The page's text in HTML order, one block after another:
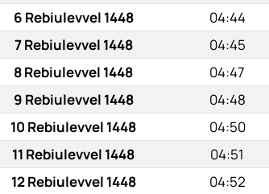
6 Rebiulevvel 1448 04:44
7 Rebiulevvel 1448 04:45
8 Rebiulevvel 1448 04:47
9 Rebiulevvel 1448 04:48
10 Rebiulevvel 1448 04:50
11 Rebiulevvel 1448 04:51
12 Rebiulevvel 1448 04:52